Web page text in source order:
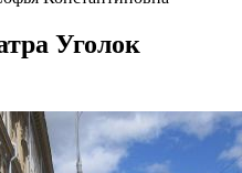
Уголок